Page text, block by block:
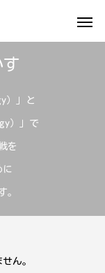
）」と
）」で
を
に
。
ん。